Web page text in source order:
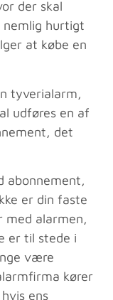
der skal
nemlig hurtigt
at købe en
tyverialarm,
udføres en af
det
abonnement,
er din faste
med alarmen,
er til stede i
være
kører
ens